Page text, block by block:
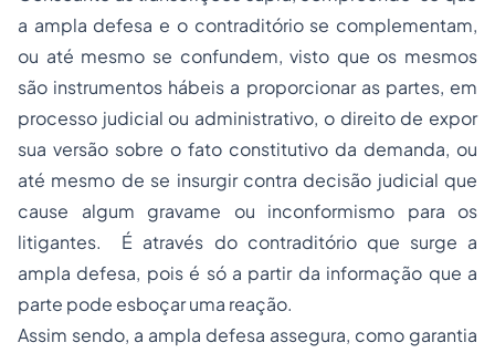
a ampla defesa e o contraditório se complementam,
ou até mesmo se confundem, visto que os mesmos
são instrumentos hábeis a proporcionar as partes, em
processo judicial ou administrativo, o direito de expor
sua versão sobre o fato constitutivo da demanda, ou
até mesmo de se insurgir contra decisão judicial que
cause algum gravame ou inconformismo para os
litigantes. É através do contraditório que surge a
ampla defesa, pois é só a partir da informação que a
parte pode esboçar uma reação.
Assim sendo, a ampla defesa assegura, como garantia